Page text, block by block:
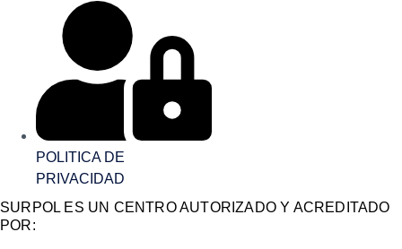
POLITICA DE
PRIVACIDAD
SURPOL ES UN CENTRO AUTORIZADO Y ACREDITADO
POR: